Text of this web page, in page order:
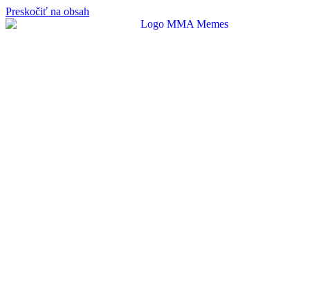
Preskočiť na obsah